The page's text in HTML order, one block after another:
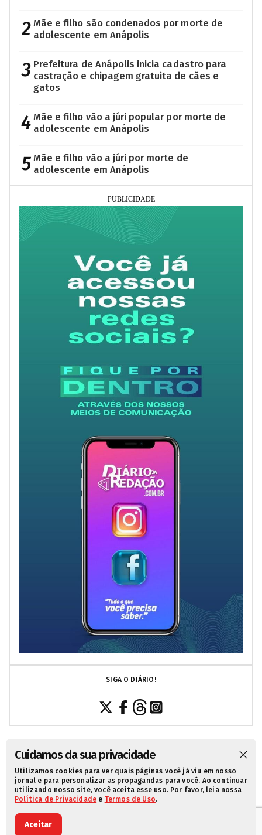
Cuidamos da sua privacidade
Utilizamos cookies para ver quais páginas você já viu em nosso
jornal e para personalizar as propagandas para você. Ao continuar
utilizando nosso site, você aceita esse uso. Por favor, leia nossa
Política de Privacidade e Termos de Uso.
Aceitar
2 Mãe e filho são condenados por morte de
adolescente em Anápolis
3 Prefeitura de Anápolis inicia cadastro para
castração e chipagem gratuita de cães e
gatos
4 Mãe e filho vão a júri popular por morte de
adolescente em Anápolis
5 Mãe e filho vão a júri por morte de
adolescente em Anápolis
SIGA O DIÁRIO!
SOBRE NÓSCONTATOPOLÍTICA DE PRIVACIDADE
TERMOS DE USO
© 2021 Diário da Redação. Todos os direitos reservados.